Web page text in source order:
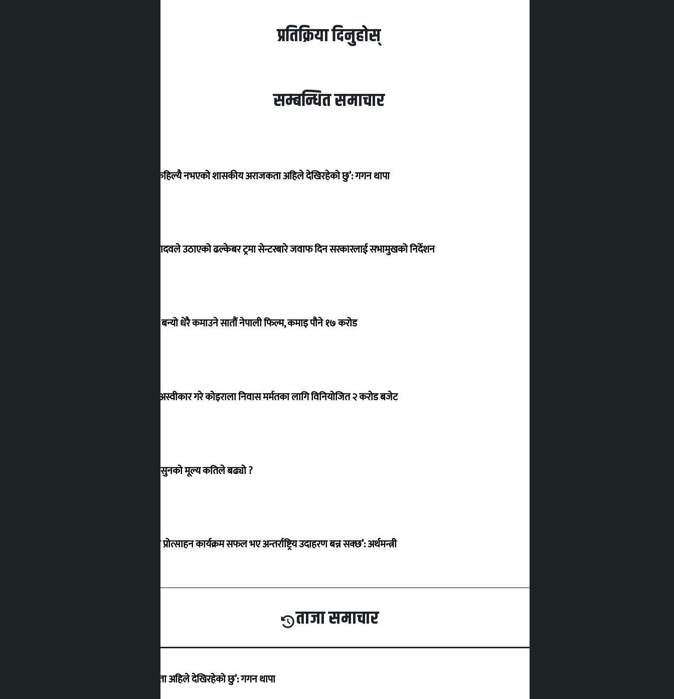
प्रतिक्रिया दिनुहोस्
सम्बन्धित समाचार
‘देशमा कहिल्यै नभएको शासकीय अराजकता अहिले देखिरहेको छु’: गगन थापा
सांसद यादवले उठाएको ढल्केबर ट्रमा सेन्टरबारे जवाफ दिन सरकारलाई सभामुखको निर्देशन
‘गौंथली’ बन्यो धेरै कमाउने सातौं नेपाली फिल्म, कमाइ पौने १७ करोड
शेखरले अस्वीकार गरे कोइराला निवास मर्मतका लागि विनियोजित २ करोड बजेट
शुक्रबार सुनको मूल्य कतिले बढ्यो ?
‘करदाता प्रोत्साहन कार्यक्रम सफल भए अन्तर्राष्ट्रिय उदाहरण बन्न सक्छ’: अर्थमन्त्री
ताजा समाचार
‘देशमा कहिल्यै नभएको शासकीय अराजकता अहिले देखिरहेको छु’: गगन थापा